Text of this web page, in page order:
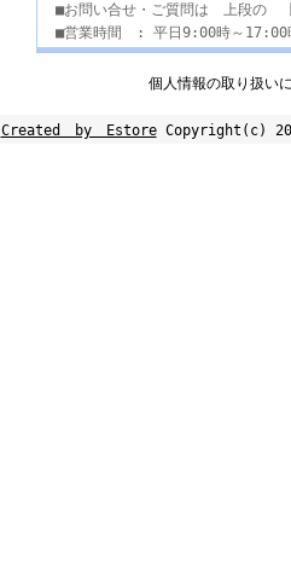
■お問い合せ・ご質問は 上段の
■営業時間 : 平日9:00時～17:00
個人情報の取り扱い
Created by EstoreCopyright(c)